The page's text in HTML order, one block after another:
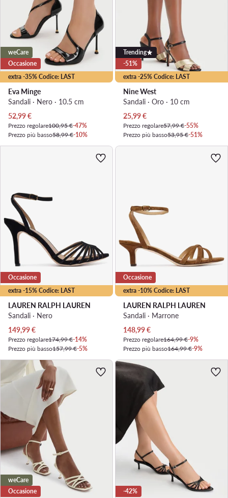
extra -35% Codice: LAST
weCare
Occasione
Eva Minge
Sandali · Nero · 10.5 cm
Prezzo attuale
52,99€
Prezzo regolare100,95 €-47%
Prezzo più basso58,99 €-10%
extra -25% Codice: LAST
Trending
-51%
Nine West
Sandali · Oro · 10 cm
Prezzo attuale
25,99€
Prezzo regolare57,99 €-55%
Prezzo più basso53,95 €-51%
extra -15% Codice: LAST
Occasione
LAUREN RALPH LAUREN
Sandali · Nero
Prezzo attuale
149,99€
Prezzo regolare174,99 €-14%
Prezzo più basso157,99 €-5%
extra -10% Codice: LAST
Occasione
LAUREN RALPH LAUREN
Sandali · Marrone
Prezzo attuale
148,99€
Prezzo regolare164,99 €-9%
Prezzo più basso164,99 €-9%
weCare
Occasione
-42%